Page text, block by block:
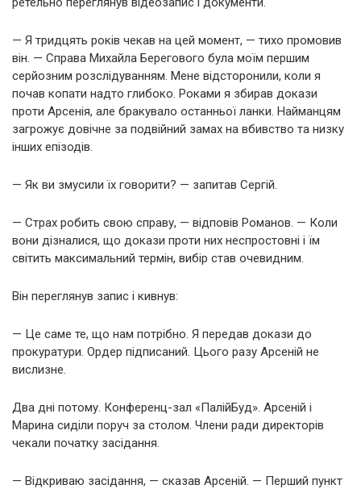
— Я тридцять років чекав на цей момент, — тихо промовив
він. — Справа Михайла Берегового була моїм першим
серйозним розслідуванням. Мене відсторонили, коли я
почав копати надто глибоко. Роками я збирав докази
проти Арсенія, але бракувало останньої ланки. Найманцям
загрожує довічне за подвійний замах на вбивство та низку
інших епізодів.
— Як ви змусили їх говорити? — запитав Сергій.
— Страх робить свою справу, — відповів Романов. — Коли
вони дізналися, що докази проти них неспростовні і їм
світить максимальний термін, вибір став очевидним.
Він переглянув запис і кивнув:
— Це саме те, що нам потрібно. Я передав докази до
прокуратури. Ордер підписаний. Цього разу Арсеній не
вислизне.
Два дні потому. Конференц-зал «ПалійБуд». Арсеній і
Марина сиділи поруч за столом. Члени ради директорів
чекали початку засідання.
— Відкриваю засідання, — сказав Арсеній. — Перший пункт